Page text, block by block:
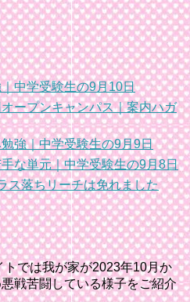
中学受験生の9月10日
ープンキャンパス｜案内ハガ
強｜中学受験生の9月9日
な単元｜中学受験生の9月8日
ス落ちリーチは免れました
では我が家が2023年10月か
戦苦闘している様子をご紹介